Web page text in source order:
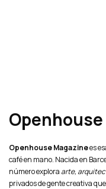
Openhouse Magazinees
café en mano. Nacida en
número explora arte,
privados de gente creativa